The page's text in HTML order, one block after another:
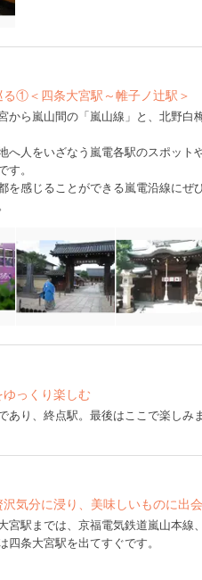
①＜四条大宮駅～帷子ノ辻駅＞
から嵐山間の「嵐山線」と、北野白
へ人をいざなう嵐電各駅のスポット
。
を感じることができる嵐電沿線にぜ
っくり楽しむ
あり、終点駅。最後はここで楽しみ
気分に浸り、美味しいものに出
宮駅までは、京福電気鉄道嵐山本線
四条大宮駅を出てすぐです。